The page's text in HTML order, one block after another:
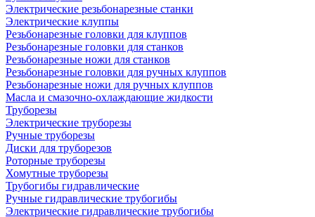
Электрические резьбонарезные станки
Электрические клуппы
Резьбонарезные головки для клуппов
Резьбонарезные головки для станков
Резьбонарезные ножи для станков
Резьбонарезные головки для ручных клуппов
Резьбонарезные ножи для ручных клуппов
Масла и смазочно-охлаждающие жидкости
Труборезы
Электрические труборезы
Ручные труборезы
Диски для труборезов
Роторные труборезы
Хомутные труборезы
Трубогибы гидравлические
Ручные гидравлические трубогибы
Электрические гидравлические трубогибы